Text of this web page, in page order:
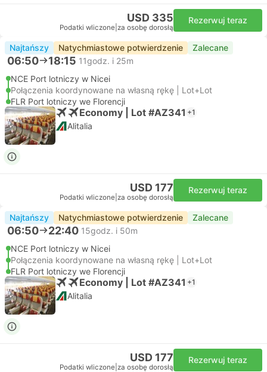
USD 335
Podatki wliczone za osobę dorosłą
Rezerwuj teraz
Najtańszy Natychmiastowe potwierdzenie Zalecane
06:50 18:15 11godz. i 25m
NCE Port lotniczy w Nicei
Połączenia koordynowane na własną rękę | Lot+Lot
FLR Port lotniczy we Florencji
Economy | Lot #AZ341 +1
Alitalia
USD 177
Podatki wliczone za osobę dorosłą
Rezerwuj teraz
Najtańszy Natychmiastowe potwierdzenie Zalecane
06:50 22:40 15godz. i 50m
NCE Port lotniczy w Nicei
Połączenia koordynowane na własną rękę | Lot+Lot
FLR Port lotniczy we Florencji
Economy | Lot #AZ341 +1
Alitalia
USD 177
Podatki wliczone za osobę dorosłą
Rezerwuj teraz